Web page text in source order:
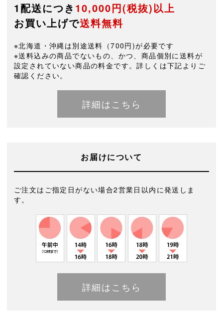
1配送につき 10,000円(税抜)以上
お買い上げで送料無料
※北海道・沖縄は別途送料（700円)が必要です
※送料込みの商品でないもの、かつ、商品個別に送料が
設定されていない商品の料金です。詳しくは下記よりご
確認ください。
詳細はこちら
お届けについて
ご注文はご指定日がない場合2営業日以内に発送しま
す。
詳細はこちら